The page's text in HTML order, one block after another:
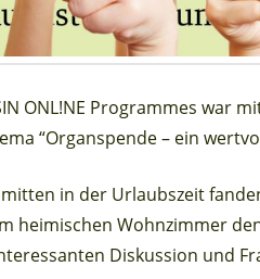
ONL!NE Programmes war
“Organspende – ein
in der Urlaubszeit
heimischen Wohnzimmer
Diskussion und